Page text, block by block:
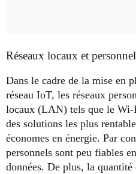
Réseaux locaux et
Dans le cadre de la mise en
réseau IoT, les réseaux
locaux (LAN) tels que le Wi-
des solutions les plus
économes en énergie. Par
personnels sont peu fiables
données. De plus, la quantité